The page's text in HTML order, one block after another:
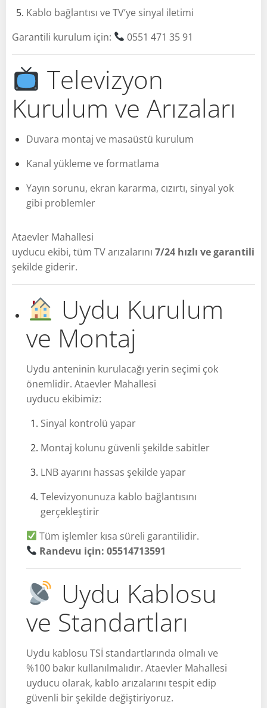
Kablo bağlantısı ve TV’ye sinyal iletimi
Garantili kurulum için:
0551 471 35 91
Televizyon
Kurulum ve Arızaları
Duvara montaj ve masaüstü kurulum
Kanal yükleme ve formatlama
Yayın sorunu, ekran kararma, cızırtı, sinyal yok
gibi problemler
Ataevler Mahallesi
uyducu ekibi, tüm TV arızalarını 7/24 hızlı ve garantili
şekilde giderir.
Uydu Kurulum
ve Montaj
Uydu anteninin kurulacağı yerin seçimi çok
önemlidir. Ataevler Mahallesi
uyducu ekibimiz:
Sinyal kontrolü yapar
Montaj kolunu güvenli şekilde sabitler
LNB ayarını hassas şekilde yapar
Televizyonunuza kablo bağlantısını
gerçekleştirir
Tüm işlemler kısa süreli garantilidir.
Randevu için: 05514713591
Uydu Kablosu
ve Standartları
Uydu kablosu TSİ standartlarında olmalı ve
%100 bakır kullanılmalıdır. Ataevler Mahallesi
uyducu olarak, kablo arızalarını tespit edip
güvenli bir şekilde değiştiriyoruz.